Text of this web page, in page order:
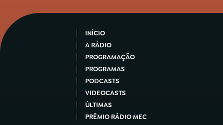
INÍCIO
A RÁDIO
PROGRAMAÇÃO
PROGRAMAS
PODCASTS
VIDEOCASTS
ÚLTIMAS
PRÊMIO RÁDIO MEC